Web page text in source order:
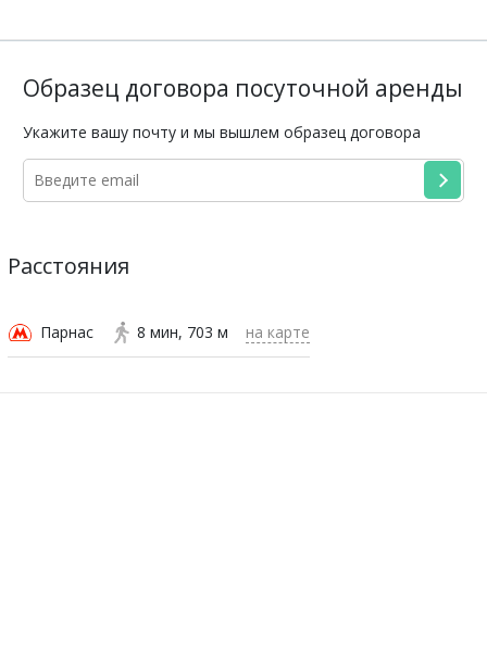
Образец договора посуточной аренды
Укажите вашу почту и мы вышлем образец договора
Расстояния
Парнас 8 мин 703 м на карте